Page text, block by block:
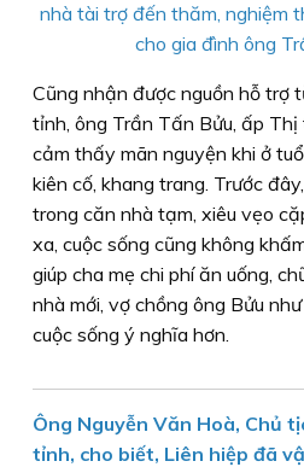
nhà tài trợ đến thăm, nghiệm
cho gia đình ông
Cũng nhận được nguồn hỗ trợ
tỉnh, ông Trần Tấn Bửu, ấp
cảm thấy mãn nguyện khi ở
kiên cố, khang trang. Trước
trong căn nhà tạm, xiêu vẹo
xa, cuộc sống cũng không
giúp cha mẹ chi phí ăn uống,
nhà mới, vợ chồng ông Bửu
cuộc sống ý nghĩa hơn.
Ông Nguyễn Văn Hoà, Chủ
tỉnh, cho biết, Liên hiệp đã